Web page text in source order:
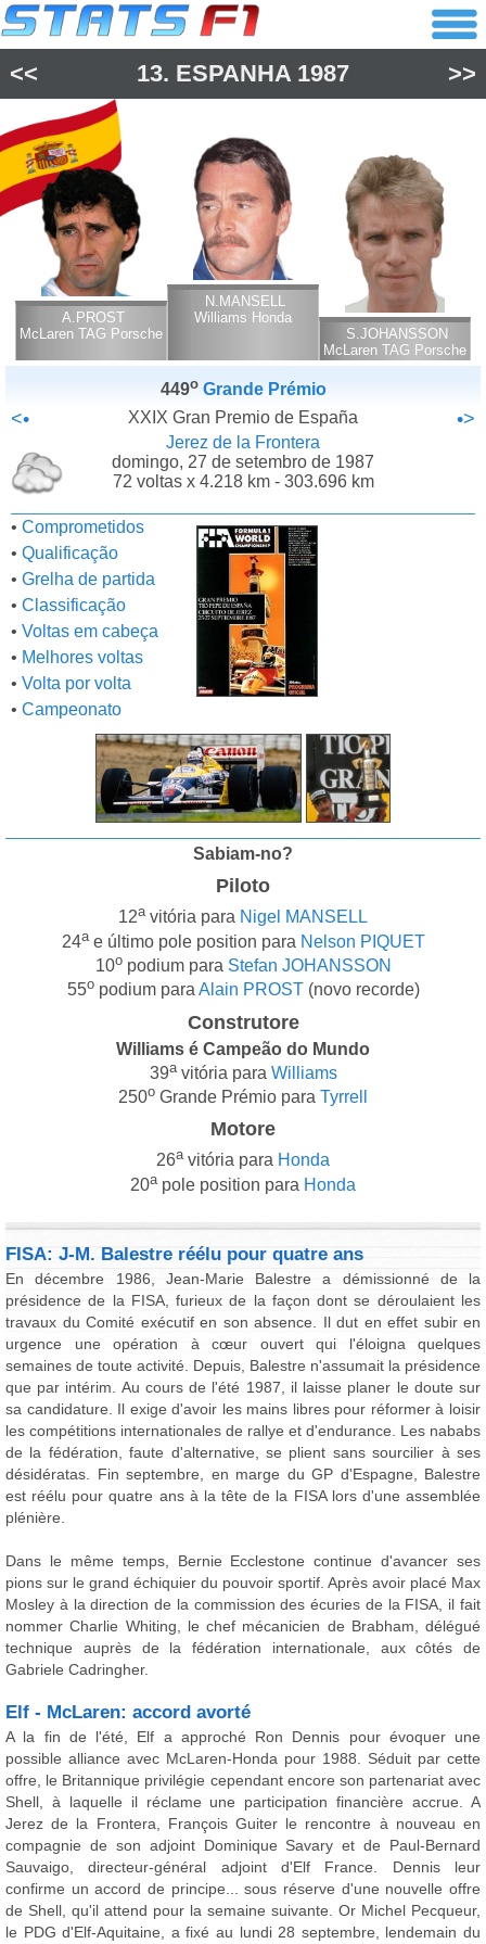
<< 13. ESPANHA 1987 >>
A.PROST
McLaren TAG Porsche
N.MANSELL
Williams Honda
S.JOHANSSON
McLaren TAG Porsche
449o Grande Prémio
<• XXIX Gran Premio de España •>
Jerez de la Frontera
domingo, 27 de setembro de 1987
72 voltas x 4.218 km - 303.696 km
• Comprometidos
• Qualificação
• Grelha de partida
• Classificação
• Voltas em cabeça
• Melhores voltas
• Volta por volta
• Campeonato
Sabiam-no?
Piloto
12avitória para Nigel MANSELL
24ae último pole position para Nelson PIQUET
10opodium para Stefan JOHANSSON
55opodium paraAlain PROST (novo recorde)
Construtore
Williams é Campeão do Mundo
39avitória para Williams
250o Grande Prémio para Tyrrell
Motore
26avitória para Honda
20apole position para Honda
FISA: J-M. Balestre réélu pour quatre ans
En décembre 1986, Jean-Marie Balestre a démissionné de la
présidence de la FISA, furieux de la façon dont se déroulaient les
travaux du Comité exécutif en son absence. Il dut en effet subir en
urgence une opération à cœur ouvert qui l'éloigna quelques
semaines de toute activité. Depuis, Balestre n'assumait la présidence
que par intérim. Au cours de l'été 1987, il laisse planer le doute sur
sa candidature. Il exige d'avoir les mains libres pour réformer à loisir
les compétitions internationales de rallye et d'endurance. Les nababs
de la fédération, faute d'alternative, se plient sans sourcilier à ses
désidératas. Fin septembre, en marge du GP d'Espagne, Balestre
est réélu pour quatre ans à la tête de la FISA lors d'une assemblée
plénière.
Dans le même temps, Bernie Ecclestone continue d'avancer ses
pions sur le grand échiquier du pouvoir sportif. Après avoir placé Max
Mosley à la direction de la commission des écuries de la FISA, il fait
nommer Charlie Whiting, le chef mécanicien de Brabham, délégué
technique auprès de la fédération internationale, aux côtés de
Gabriele Cadringher.
Elf - McLaren: accord avorté
A la fin de l'été, Elf a approché Ron Dennis pour évoquer une
possible alliance avec McLaren-Honda pour 1988. Séduit par cette
offre, le Britannique privilégie cependant encore son partenariat avec
Shell, à laquelle il réclame une participation financière accrue. A
Jerez de la Frontera, François Guiter le rencontre à nouveau en
compagnie de son adjoint Dominique Savary et de Paul-Bernard
Sauvaigo, directeur-général adjoint d'Elf France. Dennis leur
confirme un accord de principe... sous réserve d'une nouvelle offre
de Shell, qu'il attend pour la semaine suivante. Or Michel Pecqueur,
le PDG d'Elf-Aquitaine, a fixé au lundi 28 septembre, lendemain du